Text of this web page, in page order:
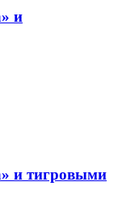
и
и тигровыми